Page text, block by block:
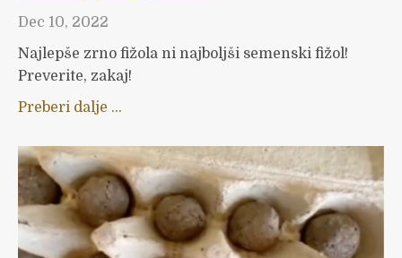
Dec 10, 2022
Najlepše zrno fižola ni najboljši semenski fižol!
Preverite, zakaj!
Preberi dalje ...